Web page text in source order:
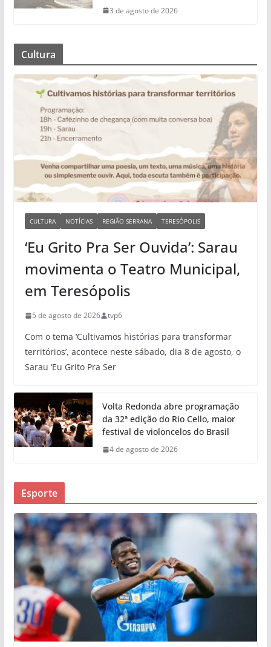
3 de agosto de 2026
Cultura
CULTURA NOTÍCIAS REGIÃO SERRANA TERESÓPOLIS
‘Eu Grito Pra Ser Ouvida’: Sarau
movimenta o Teatro Municipal,
em Teresópolis
5 de agosto de 2026 tvp6
Com o tema ‘Cultivamos histórias para transformar
territórios’, acontece neste sábado, dia 8 de agosto, o
Sarau ‘Eu Grito Pra Ser
Volta Redonda abre programação
da 32ª edição do Rio Cello, maior
festival de violoncelos do Brasil
4 de agosto de 2026
Esporte